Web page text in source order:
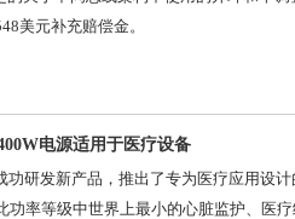
美元补充赔偿金。
电源适用于医疗设备
功研发新产品，推出了专为医疗应用设
功率等级中世界上最小的心脏监护、医